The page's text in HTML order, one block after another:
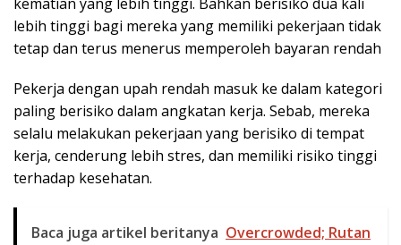
lebih tinggi bagi mereka yang memiliki pekerjaan tidak
tetap dan terus menerus memperoleh bayaran rendah
Pekerja dengan upah rendah masuk ke dalam kategori
paling berisiko dalam angkatan kerja. Sebab, mereka
selalu melakukan pekerjaan yang berisiko di tempat
kerja, cenderung lebih stres, dan memiliki risiko tinggi
terhadap kesehatan.
Baca juga artikel beritanya Overcrowded; Rutan